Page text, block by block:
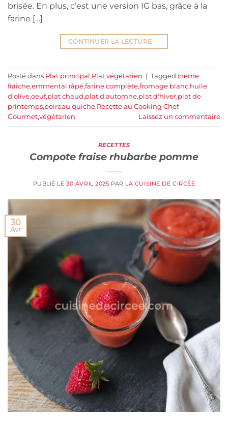
brisée. En plus, c’est une version IG bas, grâce à la
farine […]
CONTINUER LA LECTURE →
Posté dans Plat principal ,Plat végétarien | Tagged crème
fraîche,emmental râpé,farine complète,fromage blanc,huile
d'olive,oeuf,plat chaud,plat d'automne,plat d'hiver,plat de
printemps,poireau,quiche,Recette au Cooking Chef
Gourmet,végétarien Laissez un commentaire
RECETTES
Compote fraise rhubarbe pomme
PUBLIÉ LE30 AVRIL 2025 PAR LA CUISINE DE CIRCÉE
30
Avr